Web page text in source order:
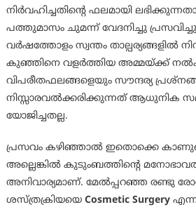
നിർവഹിച്ചതിന്റെ ഫലമായി
പത്തുമാസം ചുമന്ന് വേദനിച്ചു
വർഷത്തോളം സ്വന്തം താല്പര്യങ്ങളിൽ
കുഞ്ഞിനെ വളർത്തിയ അമ്മയ്ക്ക്
വിപരീതഫലങ്ങളെയും സൗന്ദര്യ
നിസ്സാരവൽക്കരിക്കുന്നത് ആധുനിക
യോജിച്ചതല്ല.
പ്രസവം കഴിഞ്ഞാൽ ഇതൊക്കെ
അല്ലെങ്കിൽ കുടുംബത്തിന്റെ
അനിവാര്യമാണ്. മേൽപ്പറഞ്ഞ രണ്ടു
ശസ്ത്രക്രിയയെ Cosmetic Surgeryഎന്ന